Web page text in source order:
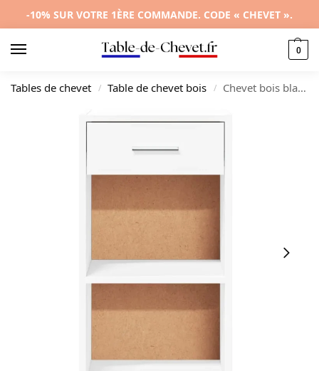
-10% SUR VOTRE 1ÈRE COMMANDE. CODE « CHEVET ».
0
Tables de chevet / Table de chevet bois / Chevet bois blanche design moderne 1 tiroir, 35x34x65cm